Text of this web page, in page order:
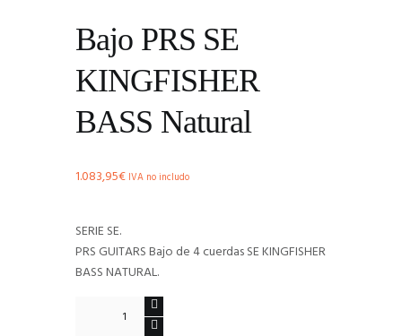
Bajo PRS SE
KINGFISHER
BASS Natural
1.083,95€ IVA no includo
SERIE SE.
PRS GUITARS Bajo de 4 cuerdas SE KINGFISHER
BASS NATURAL.